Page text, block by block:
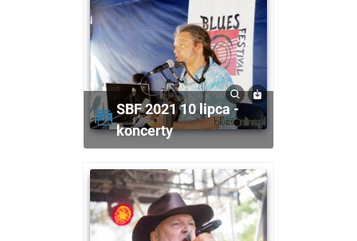
SBF 2021 10 lipca -
koncerty